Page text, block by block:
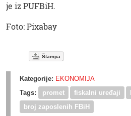
je iz PUFBiH.
Foto: Pixabay
Štampa
Kategorije: EKONOMIJA
Tags:
promet fiskalni uređaji
broj zaposlenih FBiH